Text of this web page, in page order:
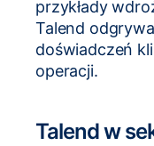
przykłady
Talend
doświadczeń
operacji.
Talend w